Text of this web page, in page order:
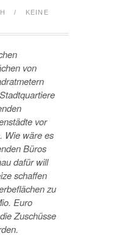
/
KEINE
von
vor
Wie wäre es
Büros
dafür will
schaffen
zu
Euro
Zuschüsse